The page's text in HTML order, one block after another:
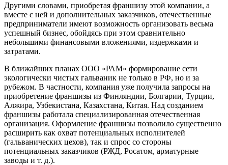
Другими словами, приобретая франшизу этой компании, а
вместе с ней и дополнительных заказчиков, отечественные
предприниматели имеют возможность организовать весьма
успешный бизнес, обойдясь при этом сравнительно
небольшими финансовыми вложениями, издержками и
затратами.
В ближайших планах ООО «РАМ» формирование сети
экологически чистых гальваник не только в РФ, но и за
рубежом. В частности, компания уже получила запросы на
приобретение франшизы из Финляндии, Болгарии, Турции,
Алжира, Узбекистана, Казахстана, Китая. Над созданием
франшизы работала специализированная отечественная
организация. Оформление франшизы позволило существенно
расширить как охват потенциальных исполнителей
(гальванических цехов), так и спрос со стороны
потенциальных заказчиков (РЖД, Росатом, арматурные
заводы и т. д.).